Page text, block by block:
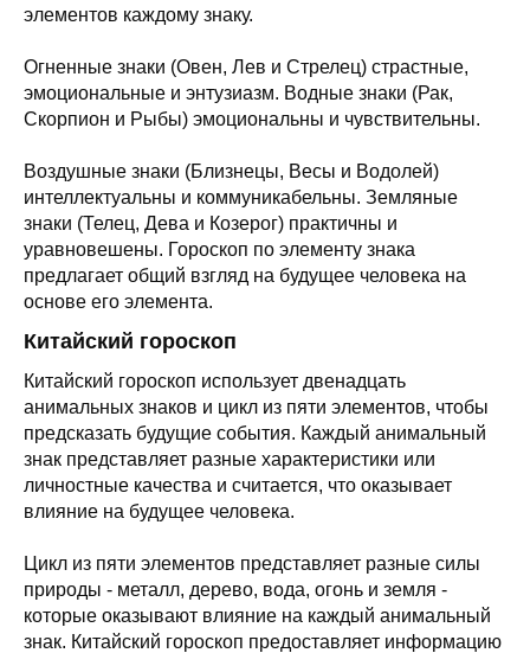
элементов каждому знаку.
Огненные знаки (Овен, Лев и Стрелец) страстные,
эмоциональные и энтузиазм. Водные знаки (Рак,
Скорпион и Рыбы) эмоциональны и чувствительны.
Воздушные знаки (Близнецы, Весы и Водолей)
интеллектуальны и коммуникабельны. Земляные
знаки (Телец, Дева и Козерог) практичны и
уравновешены. Гороскоп по элементу знака
предлагает общий взгляд на будущее человека на
основе его элемента.
Китайский гороскоп
Китайский гороскоп использует двенадцать
анимальных знаков и цикл из пяти элементов, чтобы
предсказать будущие события. Каждый анимальный
знак представляет разные характеристики или
личностные качества и считается, что оказывает
влияние на будущее человека.
Цикл из пяти элементов представляет разные силы
природы - металл, дерево, вода, огонь и земля -
которые оказывают влияние на каждый анимальный
знак. Китайский гороскоп предоставляет информацию